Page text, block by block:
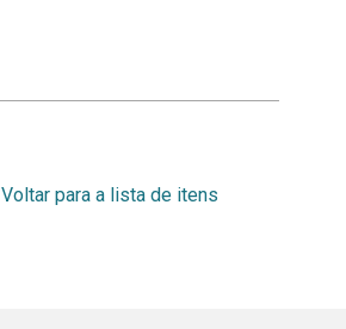
Voltar para a lista de itens